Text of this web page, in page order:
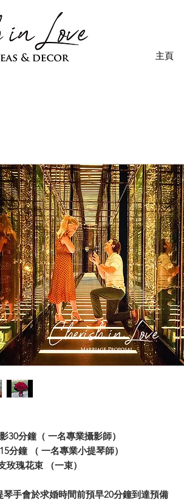
主頁
30分鐘（ 一名專業攝影師）
分鐘 （ 一名專業小提琴師）
玫瑰花束 （一束）
琴手會於求婚時間前預早20分鐘到達預備